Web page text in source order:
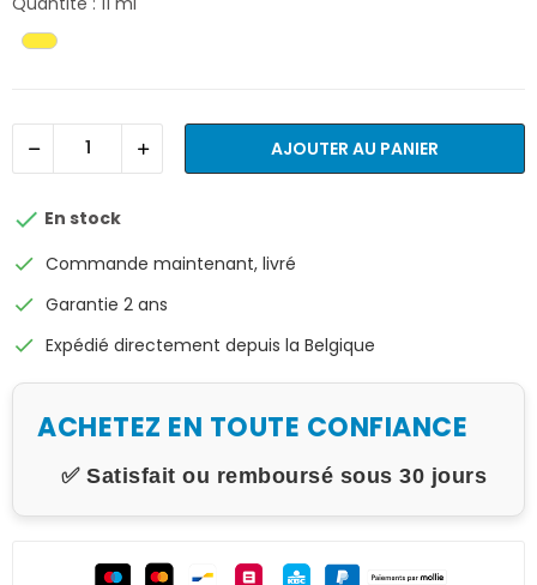
AJOUTER AU PANIER
 En stock
check Commande maintenant, livré
check Garantie 2 ans
check Expédié directement depuis la Belgique
ACHETEZ EN TOUTE CONFIANCE
✅ Satisfait ou remboursé sous 30 jours